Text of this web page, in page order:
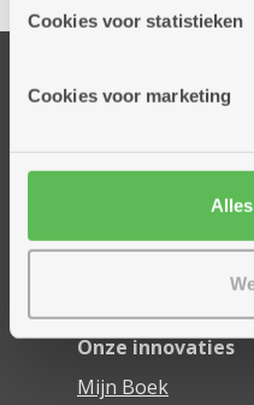
partners kunnen deze
Cookies voor statistieken
Cookies voor marketing
Dienstencentra
Woonzorgcentra
Financieel comfort
Onze innovaties
Mijn Boek